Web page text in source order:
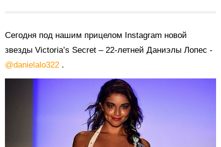
Сегодня под нашим прицелом Instagram новой
звезды Victoria’s Secret – 22-летней Даниэлы Лопес -
@danielalo322 .